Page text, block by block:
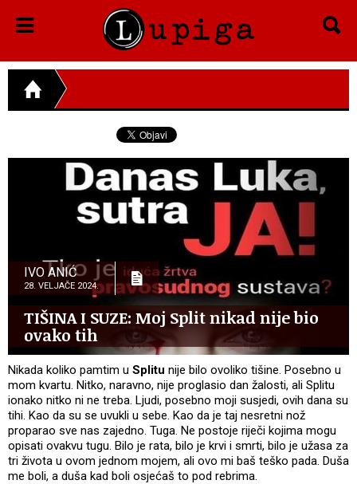
IVO ANIĆ
28. VELJAČE 2024.
TIŠINA I SUZE: Moj Split nikad nije bio
ovako tih
Nikada koliko pamtim u Splitu nije bilo ovoliko tišine. Posebno u
mom kvartu. Nitko, naravno, nije proglasio dan žalosti, ali Splitu
ionako nitko ni ne treba. Ljudi, posebno moji susjedi, ovih dana su
tihi. Kao da su se uvukli u sebe. Kao da je taj nesretni nož
proparao sve nas zajedno. Tuga. Ne postoje riječi kojima mogu
opisati ovakvu tugu. Bilo je rata, bilo je krvi i smrti, bilo je užasa za
tri života u ovom jednom mojem, ali ovo mi baš teško pada. Duša
me boli, a duša kad boli osjećaš to pod rebrima.